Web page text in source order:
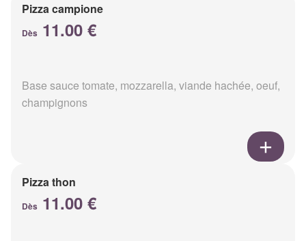
Pizza campione
Dès 11.00 €
Base sauce tomate, mozzarella, viande hachée, oeuf,
champignons
Pizza thon
Dès 11.00 €